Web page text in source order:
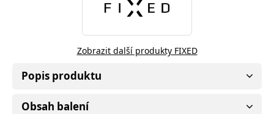
Zobrazit další produkty FIXED
Popis produktu
Obsah balení